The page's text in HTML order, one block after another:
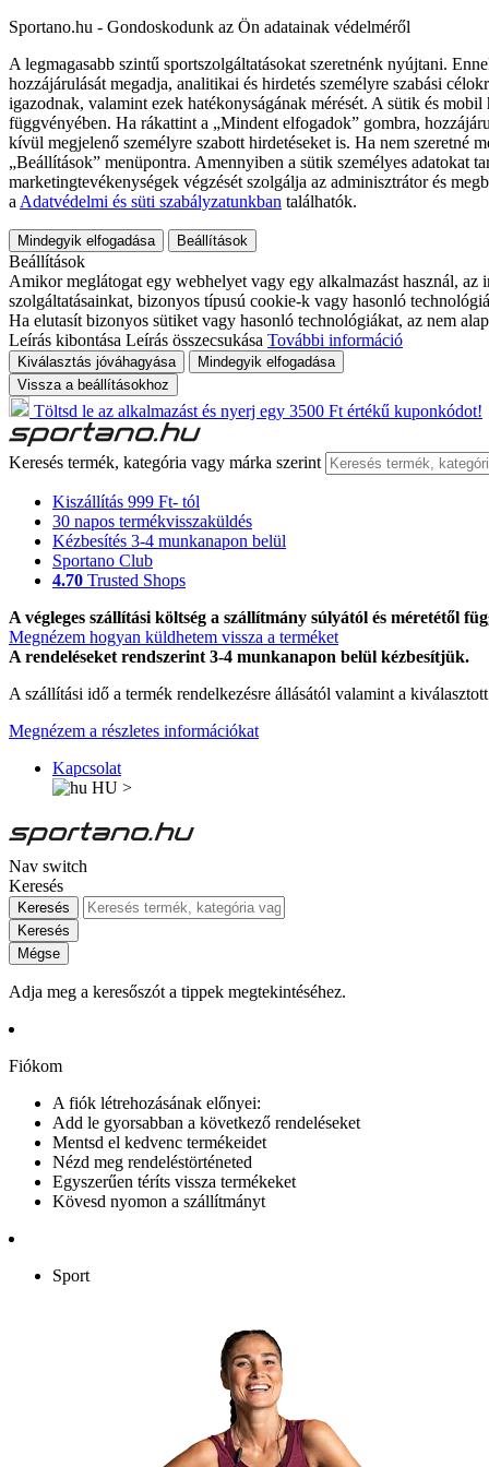
Sportano.hu - Gondoskodunk az Ön adatainak védelméről
A legmagasabb szintű sportszolgáltatásokat szeretnénk nyújtani.
hozzájárulását megadja, analitikai és hirdetés személyre szabási
igazodnak, valamint ezek hatékonyságának mérését. A sütik és
függvényében. Ha rákattint a „Mindent elfogadok” gombra,
kívül megjelenő személyre szabott hirdetéseket is. Ha nem szeretné
„Beállítások” menüpontra. Amennyiben a sütik személyes adatokat
marketingtevékenységek végzését szolgálja az adminisztrátor és
a Adatvédelmi és süti szabályzatunkban találhatók.
Mindegyik elfogadása Beállítások
Beállítások
Amikor meglátogat egy webhelyet vagy egy alkalmazást használ,
szolgáltatásainkat, bizonyos típusú cookie-k vagy hasonló
Ha elutasít bizonyos sütiket vagy hasonló technológiákat, az nem
Leírás kibontása Leírás összecsukása További információ
Kiválasztás jóváhagyása
Mindegyik elfogadása
Vissza a beállításokhoz
Töltsd le az alkalmazást és nyerj egy 3500 Ft értékű kuponkódot!
Keresés termék, kategória vagy márka szerint
Kiszállítás 999 Ft- tól
30 napos termékvisszaküldés
Kézbesítés 3-4 munkanapon belül
Sportano Club
4.70 Trusted Shops
A végleges szállítási költség a szállítmány súlyától és méretétől
Megnézem hogyan küldhetem vissza a terméket
A rendeléseket rendszerint 3-4 munkanapon belül kézbesítjük.
A szállítási idő a termék rendelkezésre állásától valamint a
Megnézem a részletes információkat
Kapcsolat
HU >
Nav switch
Keresés
Keresés
Keresés
Mégse
Adja meg a keresőszót a tippek megtekintéséhez.
Fiókom
A fiók létrehozásának előnyei:
Add le gyorsabban a következő rendeléseket
Mentsd el kedvenc termékeidet
Nézd meg rendeléstörténeted
Egyszerűen téríts vissza termékeket
Kövesd nyomon a szállítmányt
Sport